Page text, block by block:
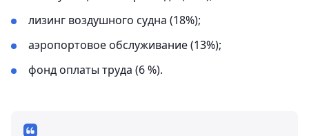
лизинг воздушного судна (18%);
аэропортовое обслуживание (13%);
фонд оплаты труда (6 %).